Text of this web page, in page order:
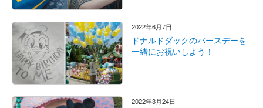
2022年6月7日
ドナルドダックのバースデーを
一緒にお祝いしよう！
2022年3月24日